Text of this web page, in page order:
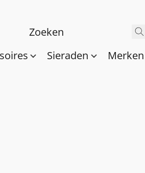
Sieraden Merken